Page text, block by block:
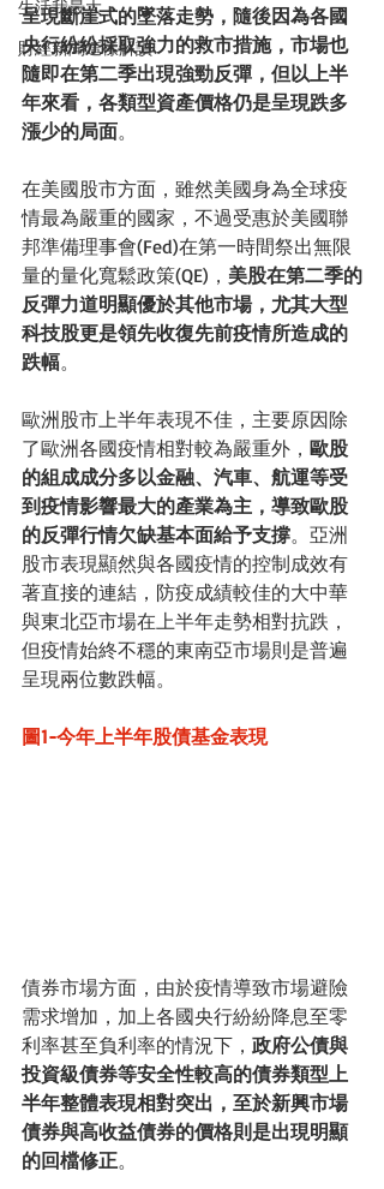
生活我最大
財經新聞這樣解讀
呈現斷崖式的墜落走勢，隨後因為各國
央行紛紛採取強力的救市措施，市場也
隨即在第二季出現強勁反彈，但以上半
年來看，各類型資產價格仍是呈現跌多
漲少的局面。
在美國股市方面，雖然美國身為全球疫
情最為嚴重的國家，不過受惠於美國聯
邦準備理事會(Fed)在第一時間祭出無限
量的量化寬鬆政策(QE)， 美股在第二季的
反彈力道明顯優於其他市場，尤其大型
科技股更是領先收復先前疫情所造成的
跌幅。
歐洲股市上半年表現不佳，主要原因除
了歐洲各國疫情相對較為嚴重外， 歐股
的組成成分多以金融、汽車、航運等受
到疫情影響最大的產業為主，導致歐股
的反彈行情欠缺基本面給予支撐。亞洲
股市表現顯然與各國疫情的控制成效有
著直接的連結，防疫成績較佳的大中華
與東北亞市場在上半年走勢相對抗跌，
但疫情始終不穩的東南亞市場則是普遍
呈現兩位數跌幅。
圖1-今年上半年股債基金表現
債券市場方面，由於疫情導致市場避險
需求增加，加上各國央行紛紛降息至零
利率甚至負利率的情況下， 政府公債與
投資級債券等安全性較高的債券類型上
半年整體表現相對突出，至於新興市場
債券與高收益債券的價格則是出現明顯
的回檔修正。